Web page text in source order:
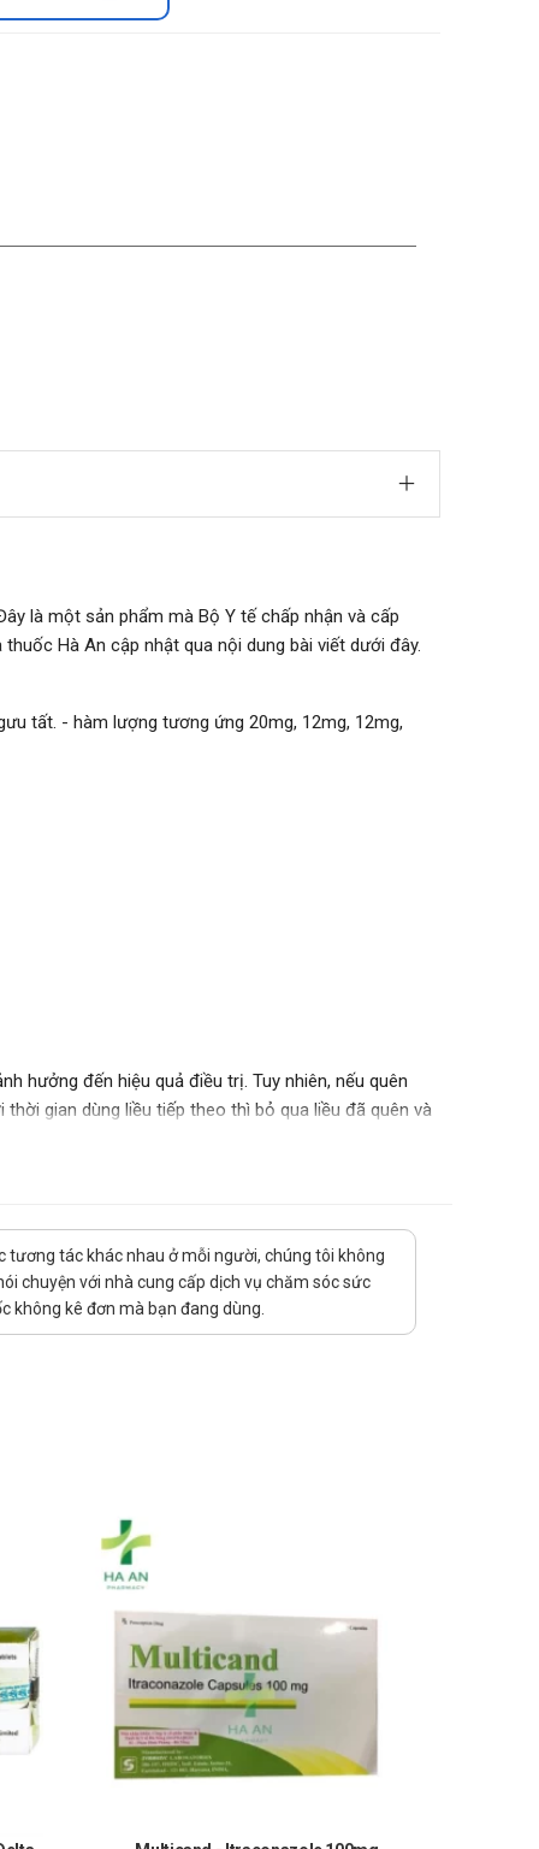
là một sản phẩm mà Bộ Y tế chấp nhận và cấp
Hà An cập nhật qua nội dung bài viết dưới đây.
tất. - hàm lượng tương ứng 20mg, 12mg, 12mg,
hưởng đến hiệu quả điều trị. Tuy nhiên, nếu quên
gian dùng liều tiếp theo thì bỏ qua liều đã quên và
cần báo ngay cho bác sĩ điều trị đồng thời đưa
An. Nhà thuốc Hà An chúc bạn luôn mạnh khỏe, vui
tương tác khác nhau ở mỗi người, chúng tôi không
chuyện với nhà cung cấp dịch vụ chăm sóc sức
không kê đơn mà bạn đang dùng.